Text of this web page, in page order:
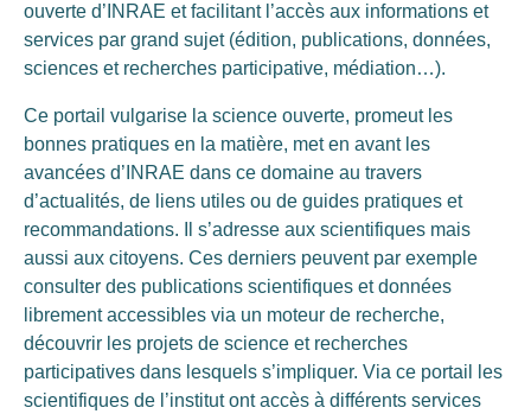
ouverte d’INRAE et facilitant l’accès aux informations et
services par grand sujet (édition, publications, données,
sciences et recherches participative, médiation…).
Ce portail vulgarise la science ouverte, promeut les
bonnes pratiques en la matière, met en avant les
avancées d’INRAE dans ce domaine au travers
d’actualités, de liens utiles ou de guides pratiques et
recommandations. Il s’adresse aux scientifiques mais
aussi aux citoyens. Ces derniers peuvent par exemple
consulter des publications scientifiques et données
librement accessibles via un moteur de recherche,
découvrir les projets de science et recherches
participatives dans lesquels s’impliquer. Via ce portail les
scientifiques de l’institut ont accès à différents services